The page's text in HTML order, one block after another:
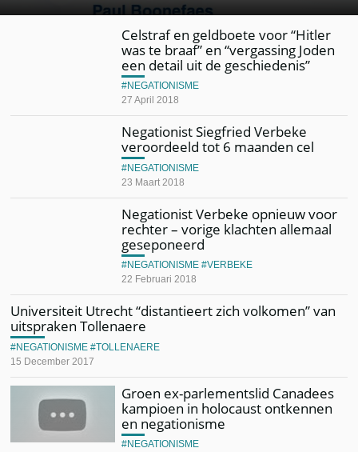
Celstraf en geldboete voor “Hitler
was te braaf” en “vergassing Joden
een detail uit de geschiedenis”
27 April 2018
NEGATIONISME
Negationist Siegfried Verbeke
veroordeeld tot 6 maanden cel
23 Maart 2018
NEGATIONISME
Negationist Verbeke opnieuw voor
rechter – vorige klachten allemaal
geseponeerd
22 Februari 2018
NEGATIONISME VERBEKE
Universiteit Utrecht “distantieert zich volkomen” van
uitspraken Tollenaere
15 December 2017
NEGATIONISME TOLLENAERE
Groen ex-parlementslid Canadees
kampioen in holocaust ontkennen
en negationisme
NEGATIONISME